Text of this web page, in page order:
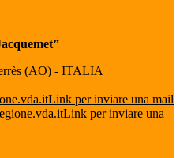
(AO) - ITALIA
Link per inviare una mail
Link per inviare una